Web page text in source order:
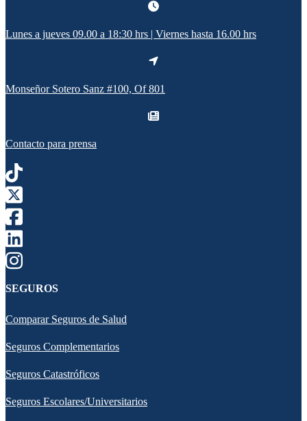
Lunes a jueves 09.00 a 18:30 hrs | Viernes hasta 16.00 hrs
Monseñor Sotero Sanz #100, Of 801
Contacto para prensa
SEGUROS
Comparar Seguros de Salud
Seguros Complementarios
Seguros Catastróficos
Seguros Escolares/Universitarios